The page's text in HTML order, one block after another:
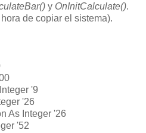
y OnInitCalculate().
de copiar el sistema).
'9
'26
As Integer '26
'52